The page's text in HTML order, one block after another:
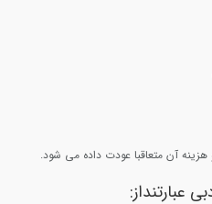
آن متعاقبا عودت داده می شود.
عبارتنداز: